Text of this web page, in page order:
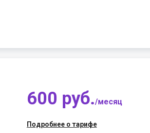
600 руб./месяц
Подробнее о тарифе